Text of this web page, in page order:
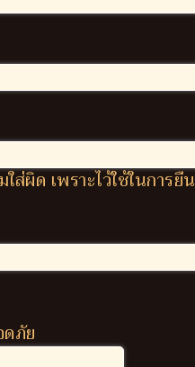
ผิด เพราะไว้ใช้ในการยื
ภัย